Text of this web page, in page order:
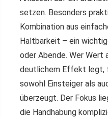
setzen. Besonders
Kombination aus
Haltbarkeit – ein
oder Abende. Wer Wert
deutlichem Effekt legt,
sowohl Einsteiger als
überzeugt. Der Fokus
die Handhabung